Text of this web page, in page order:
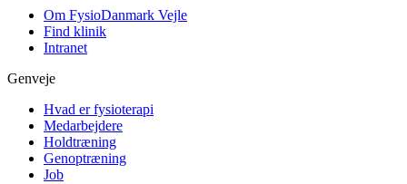
Om FysioDanmark Vejle
Find klinik
Intranet
Genveje
Hvad er fysioterapi
Medarbejdere
Holdtræning
Genoptræning
Job